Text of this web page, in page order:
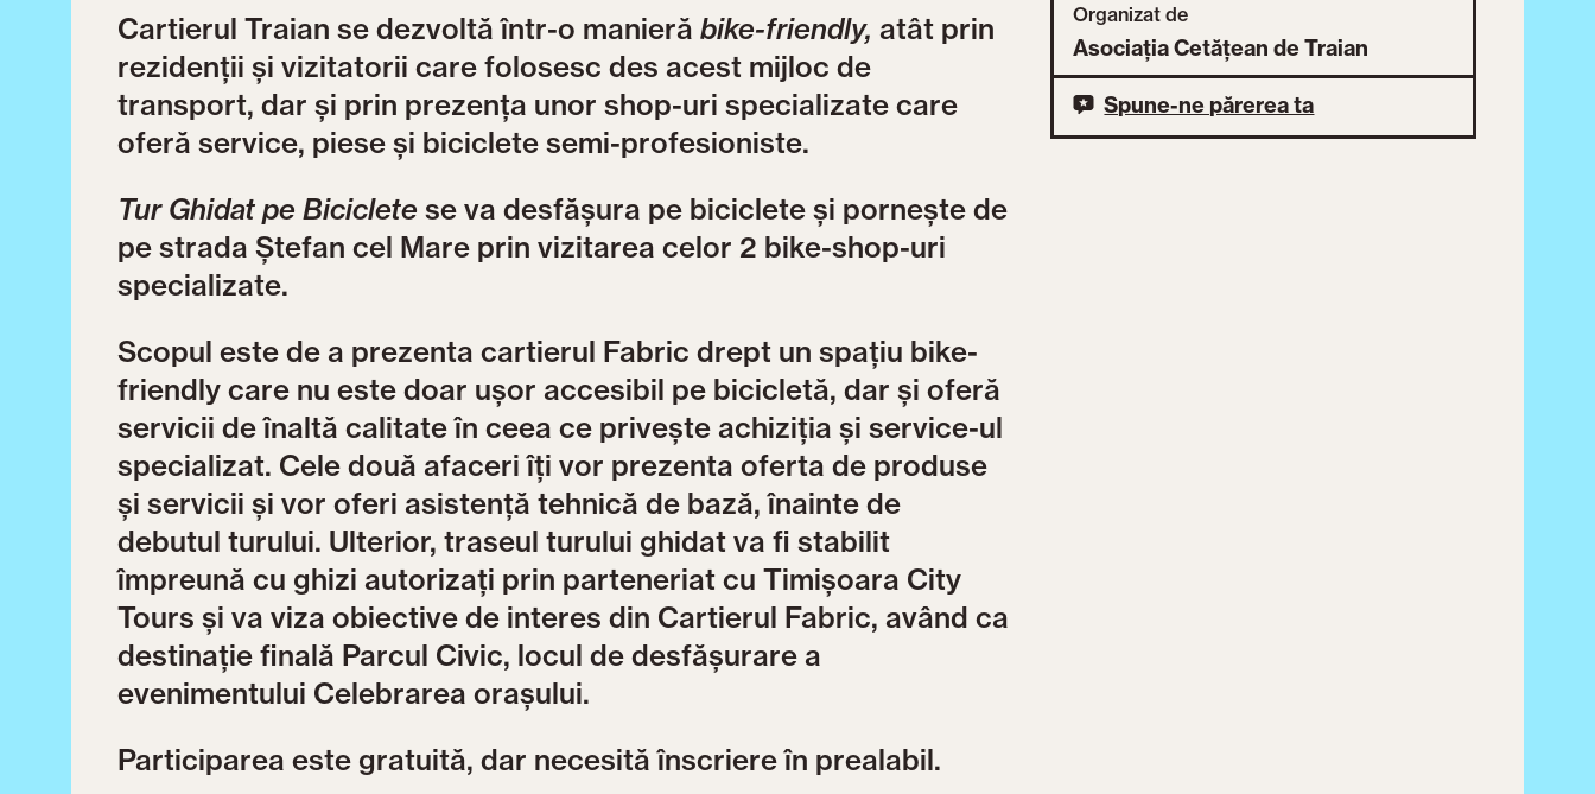
Cartierul Traian se dezvoltă într-o manierăbike-friendly, atât prin
rezidenții și vizitatorii care folosesc des acest mijloc de
transport, dar și prin prezența unor shop-uri specializate care
oferă service, piese și biciclete semi-profesioniste.
Tur Ghidat pe Bicicletese va desfășura pe biciclete și pornește de
pe strada Ștefan cel Mare prin vizitarea celor 2 bike-shop-uri
specializate.
Scopul este de a prezenta cartierul Fabric drept un spațiu bike-
friendly care nu este doar ușor accesibil pe bicicletă, dar și oferă
servicii de înaltă calitate în ceea ce privește achiziția și service-ul
specializat. Cele două afaceri îți vor prezenta oferta de produse
și servicii și vor oferi asistență tehnică de bază, înainte de
debutul turului. Ulterior, traseul turului ghidat va fi stabilit
împreună cu ghizi autorizați prin parteneriat cu Timișoara City
Tours și va viza obiective de interes din Cartierul Fabric, având ca
destinație finală Parcul Civic, locul de desfășurare a
evenimentului Celebrarea orașului.
Participarea este gratuită, dar necesită înscriere în prealabil.
Organizat de
Asociația Cetățean de Traian
Spune-ne părerea ta